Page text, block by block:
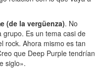
(de la vergüenza). No
Es un tema casi de
rock. Ahora mismo es tan
que Deep Purple tendrían
siglo».